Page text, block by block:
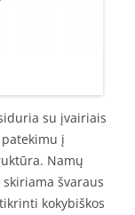
su įvairiais
į
Namų
švaraus
kokybiškos